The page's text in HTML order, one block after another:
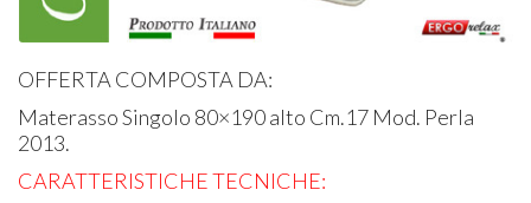
OFFERTA COMPOSTA DA:
Materasso Singolo 80×190 alto Cm.17 Mod. Perla
2013.
CARATTERISTICHE TECNICHE: